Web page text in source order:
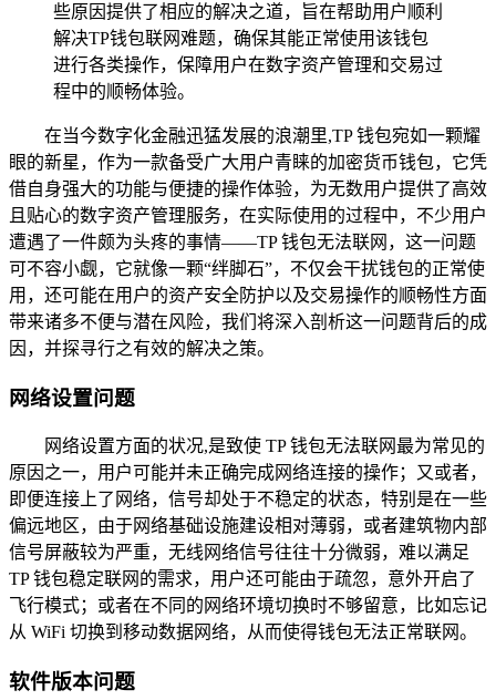
些原因提供了相应的解决之道，旨在帮助用户顺利
解决TP钱包联网难题，确保其能正常使用该钱包
进行各类操作，保障用户在数字资产管理和交易过
程中的顺畅体验。
在当今数字化金融迅猛发展的浪潮里,TP 钱包宛如一颗耀
眼的新星，作为一款备受广大用户青睐的加密货币钱包，它凭
借自身强大的功能与便捷的操作体验，为无数用户提供了高效
且贴心的数字资产管理服务，在实际使用的过程中，不少用户
遭遇了一件颇为头疼的事情——TP 钱包无法联网，这一问题
可不容小觑，它就像一颗“绊脚石”，不仅会干扰钱包的正常使
用，还可能在用户的资产安全防护以及交易操作的顺畅性方面
带来诸多不便与潜在风险，我们将深入剖析这一问题背后的成
因，并探寻行之有效的解决之策。
网络设置问题
网络设置方面的状况,是致使 TP 钱包无法联网最为常见的
原因之一，用户可能并未正确完成网络连接的操作；又或者，
即便连接上了网络，信号却处于不稳定的状态，特别是在一些
偏远地区，由于网络基础设施建设相对薄弱，或者建筑物内部
信号屏蔽较为严重，无线网络信号往往十分微弱，难以满足
TP 钱包稳定联网的需求，用户还可能由于疏忽，意外开启了
飞行模式；或者在不同的网络环境切换时不够留意，比如忘记
从 WiFi 切换到移动数据网络，从而使得钱包无法正常联网。
软件版本问题